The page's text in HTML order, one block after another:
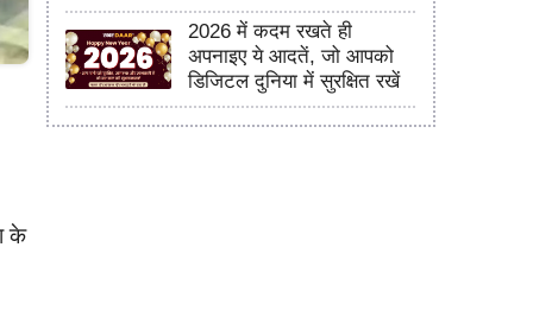
के
2026 में कदम रखते ही
अपनाइए ये आदतें, जो आपको
डिजिटल दुनिया में सुरक्षित रखें